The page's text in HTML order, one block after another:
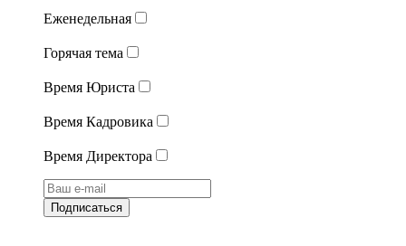
Еженедельная
Горячая тема
Время Юриста
Время Кадровика
Время Директора
Подписаться